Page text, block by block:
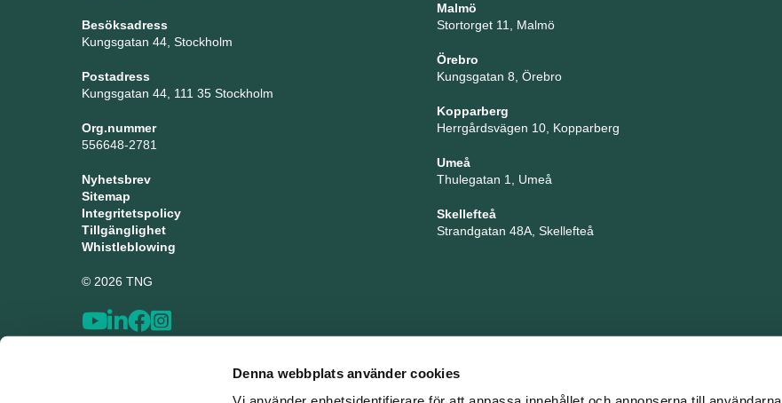
Denna webbplats använder cookies
Besöksadress
Kungsgatan 44, Stockholm
Postadress
Kungsgatan 44, 111 35 Stockholm
Org.nummer
556648-2781
Nyhetsbrev
Sitemap
Integritetspolicy
Tillgänglighet
Whistleblowing
© 2026 TNG
Malmö
Stortorget 11, Malmö
Örebro
Kungsgatan 8, Örebro
Kopparberg
Herrgårdsvägen 10, Kopparberg
Umeå
Thulegatan 1, Umeå
Skellefteå
Strandgatan 48A, Skellefteå